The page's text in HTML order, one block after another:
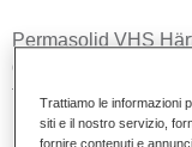
Permasolid VHS
di fondi Permasolid
trasparenti HS.
Trattiamo le informazioni
siti e il nostro servizio,
fornire contenuti e